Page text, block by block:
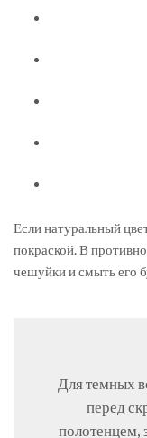
Если натуральный
покраской. В
чешуйки и смыть его
Для темных
перед
полотенцем,